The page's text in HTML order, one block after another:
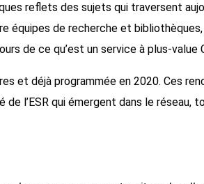
reflets des sujets qui traversent
équipes de recherche et
de ce qu’est un service à plus-value
et déjà programmée en 2020. Ces
l’ESR qui émergent dans le réseau,